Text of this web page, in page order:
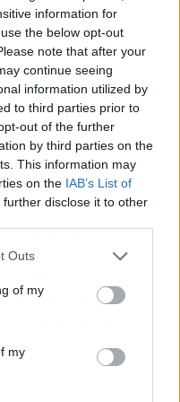
information for
the below opt-out
note that after your
continue seeing
information utilized by
to third parties prior to
out of the further
by third parties on the
This information may
on the IAB’s List of
further disclose it to other
Outs
of my
my
Europeo Austral
que el método
doctoral funciona
una región
en el Universo
del Centro
INTA) y también
"medir